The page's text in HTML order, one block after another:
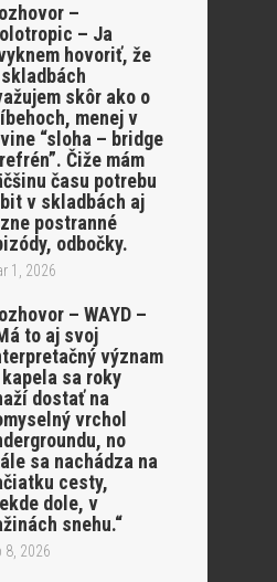
–
– Ja
hovoriť, že
skôr ako o
menej v
“sloha – bridge
Čiže mám
času potrebu
v skladbách aj
postranné
odbočky.
1, 2026
– WAYD –
to aj svoj
význam
sa roky
dostať na
vrchol
no
sa nachádza na
cesty,
dole, v
snehu.“
8, 2026